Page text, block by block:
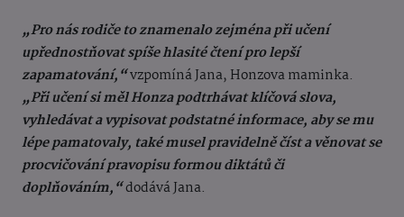
„Pro nás rodiče to znamenalo zejména při učení
upřednostňovat spíše hlasité čtení pro lepší
zapamatování,“vzpomíná Jana, Honzova maminka.
„Při učení si měl Honza podtrhávat klíčová slova,
vyhledávat a vypisovat podstatné informace, aby se mu
lépe pamatovaly, také musel pravidelně číst a věnovat se
procvičování pravopisu formou diktátů či
doplňováním,“dodává Jana.